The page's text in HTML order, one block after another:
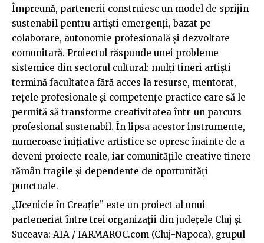
Împreună, partenerii construiesc un model de sprijin
sustenabil pentru artiști emergenți, bazat pe
colaborare, autonomie profesională și dezvoltare
comunitară. Proiectul răspunde unei probleme
sistemice din sectorul cultural: mulți tineri artiști
termină facultatea fără acces la resurse, mentorat,
rețele profesionale și competențe practice care să le
permită să transforme creativitatea într-un parcurs
profesional sustenabil. În lipsa acestor instrumente,
numeroase inițiative artistice se opresc înainte de a
deveni proiecte reale, iar comunitățile creative tinere
rămân fragile și dependente de oportunități
punctuale.
„Ucenicie în Creație” este un proiect al unui
parteneriat între trei organizații din județele Cluj și
Suceava: AIA / IARMAROC.com (Cluj-Napoca), grupul